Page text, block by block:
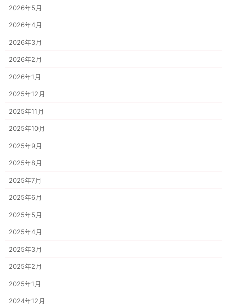
2026年5月
2026年4月
2026年3月
2026年2月
2026年1月
2025年12月
2025年11月
2025年10月
2025年9月
2025年8月
2025年7月
2025年6月
2025年5月
2025年4月
2025年3月
2025年2月
2025年1月
2024年12月